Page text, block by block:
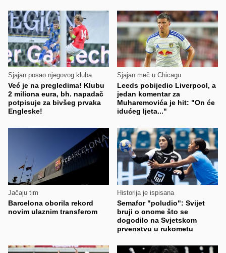
Sjajan posao njegovog kluba
Već je na pregledima! Klubu
2 miliona eura, bh. napadač
potpisuje za bivšeg prvaka
Engleske!
Sjajan meč u Chicagu
Leeds pobijedio Liverpool, a
jedan komentar za
Muharemovića je hit: "On će
idućeg ljeta..."
Jačaju tim
Barcelona oborila rekord
novim ulaznim transferom
Historija je ispisana
Semafor "poludio": Svijet
bruji o onome što se
dogodilo na Svjetskom
prvenstvu u rukometu